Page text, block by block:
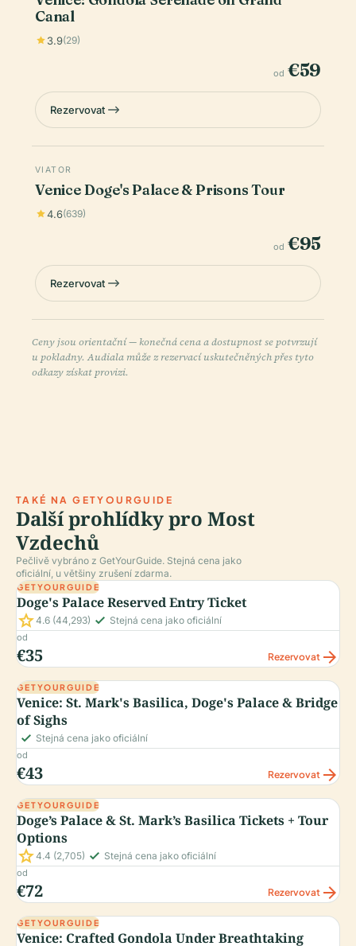
Canal
3.9(29)
od €59
Rezervovat
VIATOR
Venice Doge's Palace & Prisons Tour
4.6(639)
od €95
Rezervovat
Ceny jsou orientační — konečná cena a dostupnost se potvrzují
u pokladny. Audiala může z rezervací uskutečněných přes tyto
odkazy získat provizi.
TAKÉ NA GETYOURGUIDE
Další prohlídky pro Most
Vzdechů
Pečlivě vybráno z GetYourGuide. Stejná cena jako
oficiální, u většiny zrušení zdarma.
GETYOURGUIDE
Doge's Palace Reserved Entry Ticket
star4.6 (44,293) check_small Stejná cena jako oficiální
od
€35 Rezervovat arrow_forward
GETYOURGUIDE
Venice: St. Mark's Basilica, Doge's Palace & Bridge
of Sighs
check_small Stejná cena jako oficiální
od
€43 Rezervovat arrow_forward
GETYOURGUIDE
Doge’s Palace & St. Mark’s Basilica Tickets + Tour
Options
star4.4 (2,705) check_small Stejná cena jako oficiální
od
€72 Rezervovat arrow_forward
GETYOURGUIDE
Venice: Crafted Gondola Under Breathtaking